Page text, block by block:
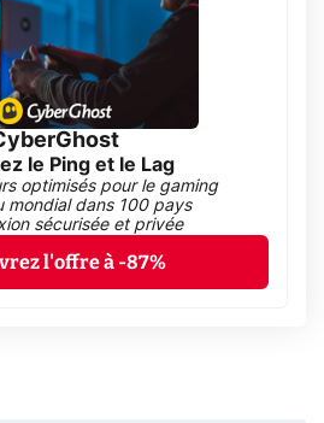
le Ping et le Lag
optimisés pour le gaming
mondial dans 100 pays
sécurisée et privée
l'offre à -87%